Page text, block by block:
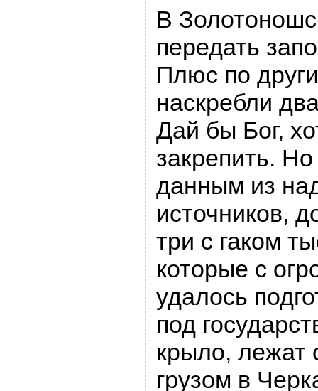
В
передать
Плюс по
наскребли
Дай бы Бог,
закрепить.
данным из
источников,
три с гаком
которые с
удалось
под
крыло, лежат
грузом в